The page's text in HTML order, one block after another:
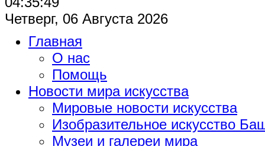
Четверг, 06 Августа 2026
Главная
О нас
Помощь
Новости мира искусства
Мировые новости искусства
Изобразительное искусство
Музеи и галереи мира